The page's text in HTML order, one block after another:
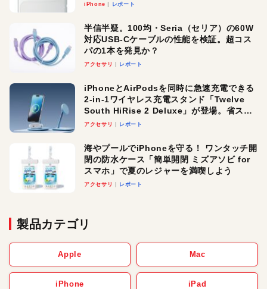
iPhone レポート
半信半疑。100均・Seria（セリア）の60W
対応USB-Cケーブルの性能を検証。超コス
パの1本を発見か？
アクセサリ レポート
iPhoneとAirPodsを同時に急速充電できる
2-in-1ワイヤレス充電スタンド「Twelve
South HiRise 2 Deluxe」が登場。省スペ
ースでおしゃれに充電したい人にオスス
アクセサリ レポート
海やプールでiPhoneを守る！ ワンタッチ開
閉の防水ケース「簡単開閉 ミズアソビ for
スマホ」で夏のレジャーを満喫しよう
アクセサリ レポート
製品カテゴリ
Apple Mac
iPhone iPad